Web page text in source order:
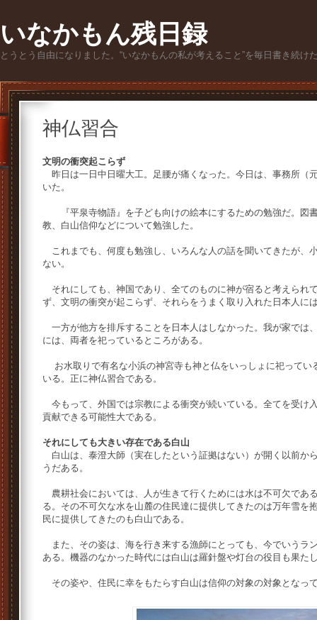
いなかもん残日録
とうとう自由になりました。“いなかもんの私が考えること”を毎日書き続け
神仏習合
文明の衝突起こらず
昨日は一日中日曜大工。足腰が痛くなった。今日は、事務所（
いた。
『平泉寺物語』を子ども向けの絵本にするための勉強だ。図
教、白山信仰などについて勉強した。
これまでも、何度も勉強し、いろんな人の話を聞いてきたが、
ない。
それにしても、神国であり、全てのものに神が宿ると考えられ
ず、文明の衝突が起こらず、それらをうまく取り入れた日本人に
一方が他方を排斥することを日本人はしなかった。我が家では
には、両者を祀っているところがある。
お水取りで有名な小浜の神宮寺も神と仏をいっしょに祀ってい
いる。正に神仏習合である。
今もって、外国では宗教による衝突が続いている。全てを受け
貢献できる可能性大である。
それにしても大きい存在である白山
白山は、泰澄大師（実在したという証拠はない）が開く以前か
うだある。
農耕社会においては、人が生きて行くためには水は不可欠であ
る。その不可欠な水を山麓の住民達に提供してきたのは万年雪を
民に提供してきたのも白山である。
また、その姿は、海を行き来する漁師にとっても、今でいうラ
ある。機器のなかった時代には白山は羅針盤や灯台の役目も果た
その姿や、住民に幸をもたらす白山は信仰の対象の対象となっ